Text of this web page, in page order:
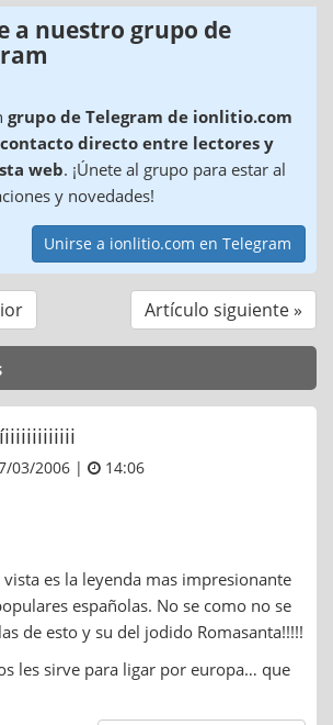
a nuestro grupo de
grupo de Telegram de ionlitio.com
contacto directo entre lectores y
web. ¡Únete al grupo para estar al
y novedades!
Unirse a ionlitio.com en Telegram
Artículo siguiente »
03/2006 | 14:06
es la leyenda mas impresionante
españolas. No se como no se
de esto y su del jodido Romasanta!!!!!
les sirve para ligar por europa… que